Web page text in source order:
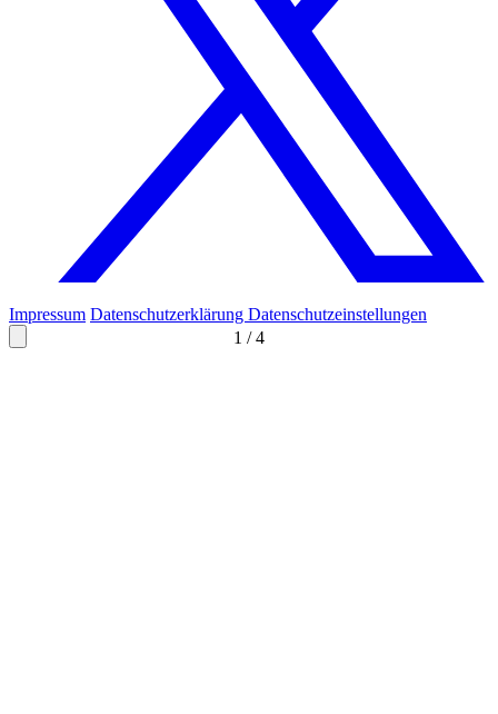
1 /4
Impressum Datenschutzerklärung Datenschutzeinstellungen